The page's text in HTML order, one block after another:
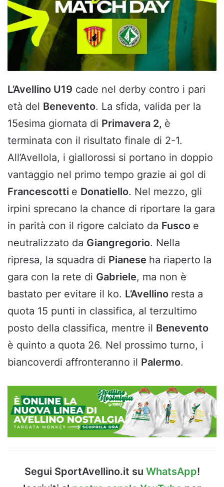
L’Avellino U19 cade nel derby contro i pari
età del Benevento. La sfida, valida per la
15esima giornata di Primavera 2, è
terminata con il risultato finale di 2-1.
All’Avellola, i giallorossi si portano in doppio
vantaggio nel primo tempo grazie ai gol di
Francescotti e Donatiello. Nel mezzo, gli
irpini sprecano la chance di riportare la gara
in parità con il rigore calciato da Fusco e
neutralizzato da Giangregorio. Nella
ripresa, la squadra di Pianese ha riaperto la
gara con la rete di Gabriele, ma non è
bastato per evitare il ko. L’Avellino resta a
quota 15 punti in classifica, al terzultimo
posto della classifica, mentre il Benevento
è quinto a quota 26. Nel prossimo turno, i
biancoverdi affronteranno il Palermo.
Segui SportAvellino.it su WhatsApp!